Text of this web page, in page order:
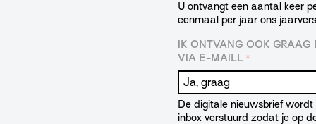
U ontvangt een aantal keer
eenmaal per jaar ons
IK ONTVANG OOK
VIA E-MAILL *
De digitale nieuwsbrief
inbox verstuurd zodat je op